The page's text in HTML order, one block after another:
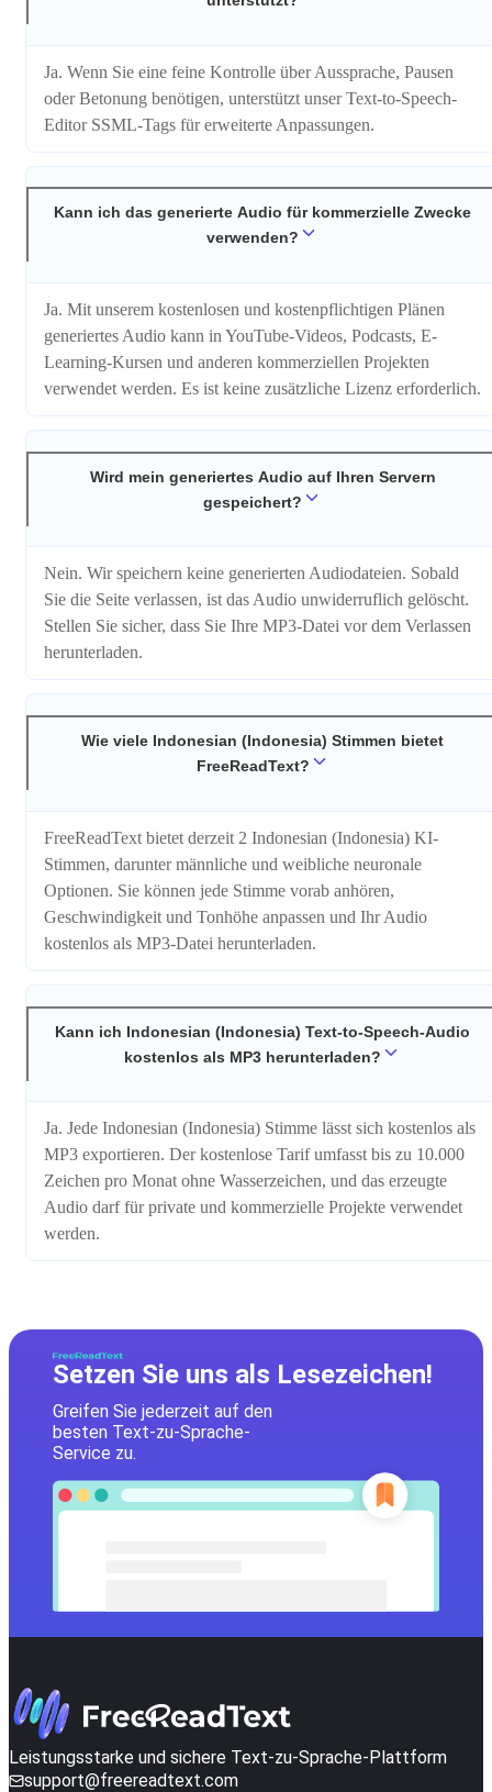
Ja. Wenn Sie eine feine Kontrolle über Aussprache, Pausen
oder Betonung benötigen, unterstützt unser Text-to-Speech-
Editor SSML-Tags für erweiterte Anpassungen.
Kann ich das generierte Audio für kommerzielle Zwecke
verwenden?
Ja. Mit unserem kostenlosen und kostenpflichtigen Plänen
generiertes Audio kann in YouTube-Videos, Podcasts, E-
Learning-Kursen und anderen kommerziellen Projekten
verwendet werden. Es ist keine zusätzliche Lizenz erforderlich.
Wird mein generiertes Audio auf Ihren Servern
gespeichert?
Nein. Wir speichern keine generierten Audiodateien. Sobald
Sie die Seite verlassen, ist das Audio unwiderruflich gelöscht.
Stellen Sie sicher, dass Sie Ihre MP3-Datei vor dem Verlassen
herunterladen.
Wie viele Indonesian (Indonesia) Stimmen bietet
FreeReadText?
FreeReadText bietet derzeit 2 Indonesian (Indonesia) KI-
Stimmen, darunter männliche und weibliche neuronale
Optionen. Sie können jede Stimme vorab anhören,
Geschwindigkeit und Tonhöhe anpassen und Ihr Audio
kostenlos als MP3-Datei herunterladen.
Kann ich Indonesian (Indonesia) Text-to-Speech-Audio
kostenlos als MP3 herunterladen?
Ja. Jede Indonesian (Indonesia) Stimme lässt sich kostenlos als
MP3 exportieren. Der kostenlose Tarif umfasst bis zu 10.000
Zeichen pro Monat ohne Wasserzeichen, und das erzeugte
Audio darf für private und kommerzielle Projekte verwendet
werden.
Setzen Sie uns als Lesezeichen!
Greifen Sie jederzeit auf den
besten Text-zu-Sprache-
Service zu.
Leistungsstarke und sichere Text-zu-Sprache-Plattform
support@freereadtext.com